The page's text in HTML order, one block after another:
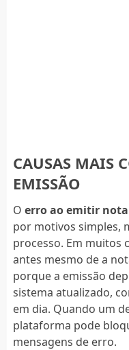
CAUSAS MAIS
EMISSÃO
O erro ao emitir
por motivos simples,
processo. Em muitos
antes mesmo de a
porque a emissão
sistema atualizado,
em dia. Quando um
plataforma pode
mensagens de erro.